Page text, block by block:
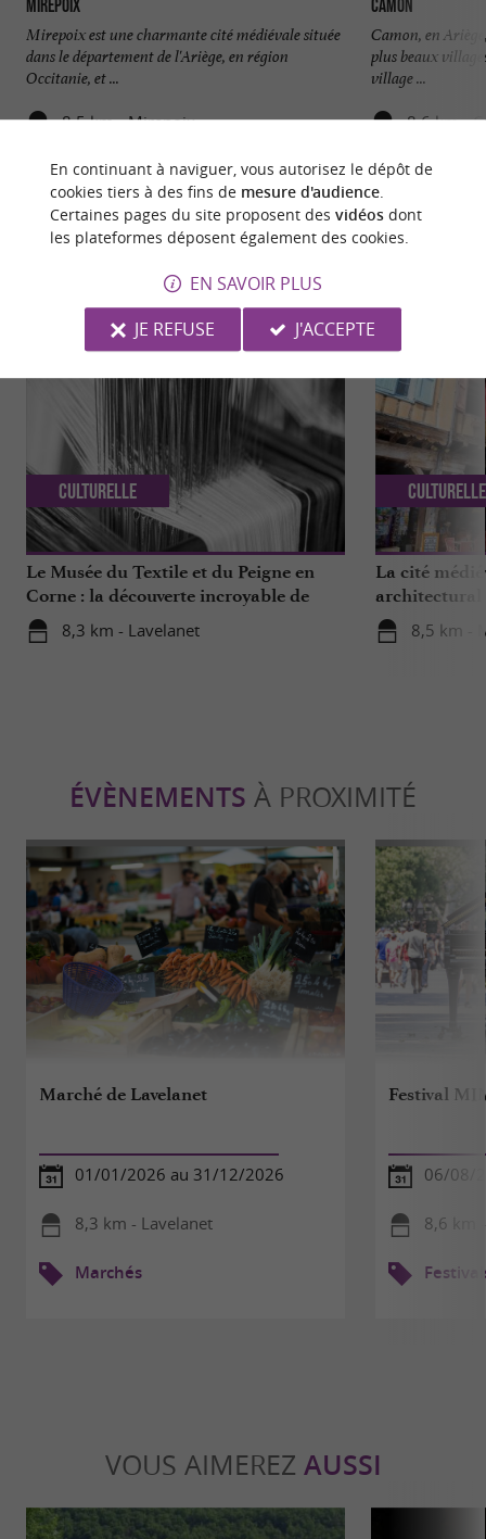
Mirepoix
Mirepoix est une charmante cité médiévale située
dans le département de l'Ariège, en région
Occitanie, et ...
8,5 km - Mirepoix
Camon
Camon, en
plus beaux
village ...
8,6 km -
NOUS AVONS TESTÉPOUR VOUS
Le Musée du Textile et du Peigne en
Corne : la découverte incroyable de
traditions ancestrales en Ariège
8,3 km - Lavelanet
Culturelle
La cité
architectural
8,5 km -
Culturelle
ÉVÈNEMENTS À PROXIMITÉ
Marché de Lavelanet
01/01/2026 au 31/12/2026
8,3 km - Lavelanet
Marchés
Festival
06/08/
8,6 km
VOUS AIMEREZ AUSSI
En continuant à naviguer, vous autorisez le dépôt de
cookies tiers à des fins de mesure d'audience.
Certaines pages du site proposent des vidéosdont
les plateformes déposent également des cookies.
EN SAVOIR PLUS
JE REFUSE
J'ACCEPTE